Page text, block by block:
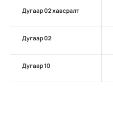
Дугаар 02 хавсралт
Дугаар 02
Дугаар 10